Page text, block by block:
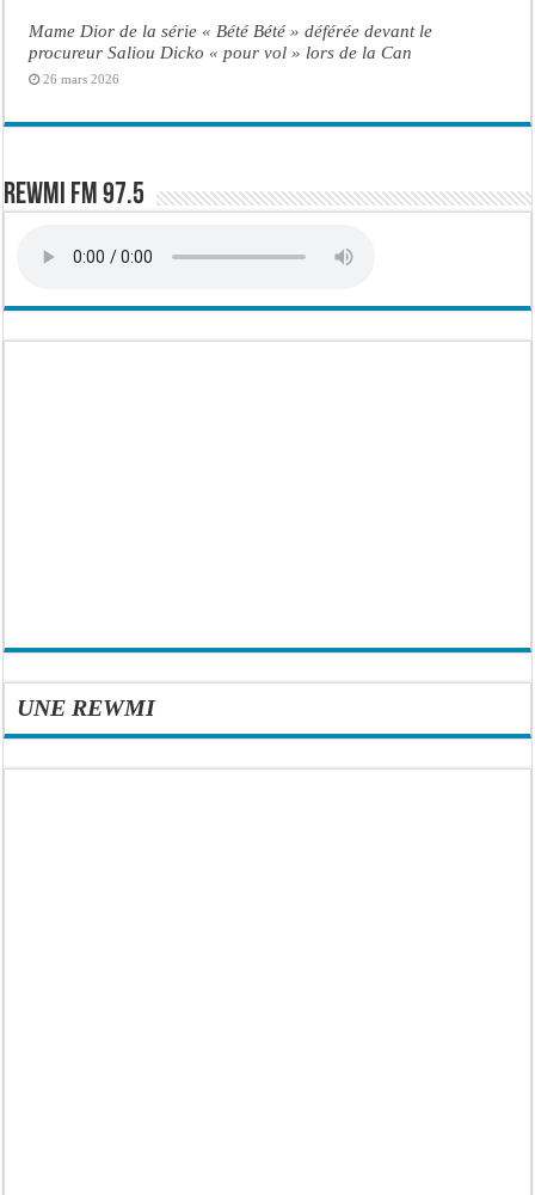
Mame Dior de la série « Bété Bété » déférée devant le
procureur Saliou Dicko « pour vol » lors de la Can
26 mars 2026
Rewmi FM 97.5
UNE REWMI